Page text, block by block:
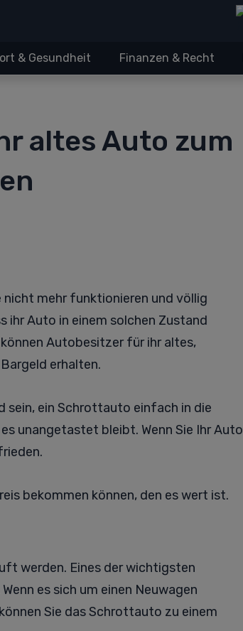
& Gesundheit Finanzen & Recht
altes Auto zum
nicht mehr funktionieren und völlig
ihr Auto in einem solchen Zustand
Autobesitzer für ihr altes,
erhalten.
sein, ein Schrottauto einfach in die
unangetastet bleibt. Wenn Sie Ihr Auto
bekommen können, den es wert ist.
werden. Eines der wichtigsten
es sich um einen Neuwagen
Sie das Schrottauto zu einem